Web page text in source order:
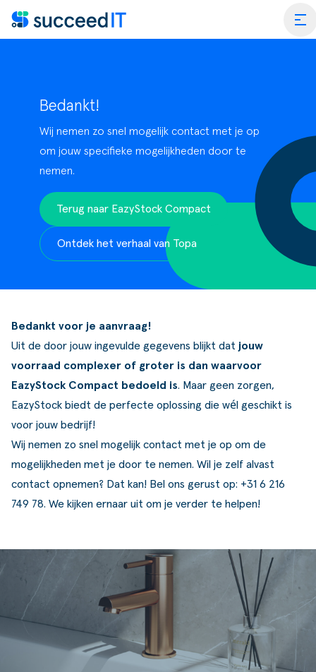
Central
Platform
Scan
Academy
Wat is
Wat
Apps
Scanning
Factuurverwerking
Voorraad management &
Documenten aanpassen
Downloads
Klantcases
Business Central Trainingen
aanpak
team
bij SucceedIT
partners
doelen
Bedankt!
Wij nemen zo snel mogelijk contact met je op
om jouw specifieke mogelijkheden door te
nemen.
Terug naar EazyStock Compact
Ontdek het verhaal van Topa
Bedankt voor je aanvraag!
Uit de door jouw ingevulde gegevens blijkt dat jouw
voorraad complexer of groter is dan waarvoor
EazyStock Compact bedoeld is. Maar geen zorgen,
EazyStock biedt de perfecte oplossing die wél geschikt is
voor jouw bedrijf!
Wij nemen zo snel mogelijk contact met je op om de
mogelijkheden met je door te nemen. Wil je zelf alvast
contact opnemen? Dat kan! Bel ons gerust op: +31 6 216
749 78. We kijken ernaar uit om je verder te helpen!